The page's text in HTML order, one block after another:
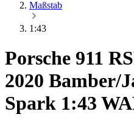
Maßstab
1:43
Porsche 911
2020 Bamber/
Spark 1:43